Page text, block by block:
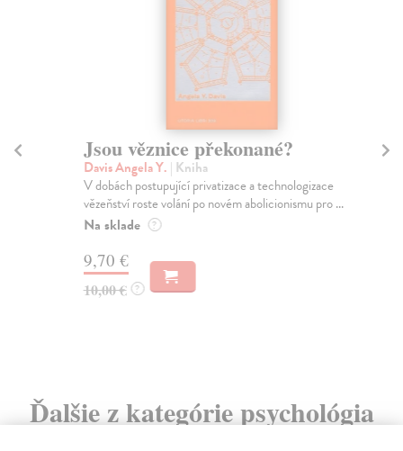
Jsou věznice překonané?
Davis Angela Y.| Kniha
V dobách postupující privatizace a technologizace
vězeňství roste volání po novém abolicionismu pro ...
Na sklade ?
9,70 €
10,00 € ?
Ďalšie z kategórie psychológia